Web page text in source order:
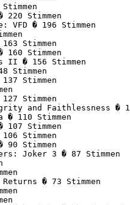
Stimmen
� 196 Stimmen
Stimmen
Stimmen
II � 156 Stimmen
Stimmen
Stimmen
Stimmen
and Faithlessness �
110 Stimmen
Stimmen
Stimmen
90 Stimmen
Joker 3 � 87 Stimmen
� 73 Stimmen